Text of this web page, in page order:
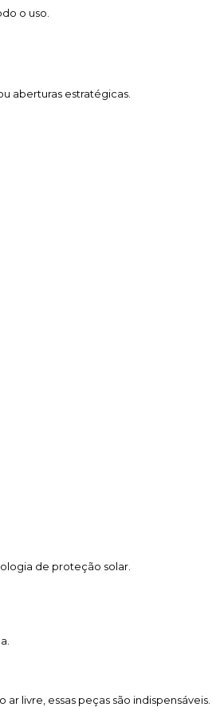
o uso.
aberturas estratégicas.
de proteção solar.
livre, essas peças são indispensáveis.